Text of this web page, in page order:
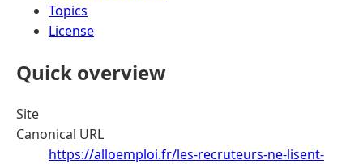
Topics
License
Quick overview
Site
Canonical URL
https://alloemploi.fr/les-recruteurs-ne-lisent-